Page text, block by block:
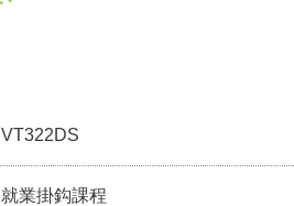
VT322DS
就業掛鈎課程